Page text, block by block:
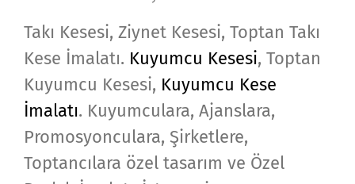
Takı Kesesi, Ziynet Kesesi, Toptan Takı
Kese İmalatı. Kuyumcu Kesesi, Toptan
Kuyumcu Kesesi, Kuyumcu Kese
İmalatı. Kuyumculara, Ajanslara,
Promosyonculara, Şirketlere,
Toptancılara özel tasarım ve Özel